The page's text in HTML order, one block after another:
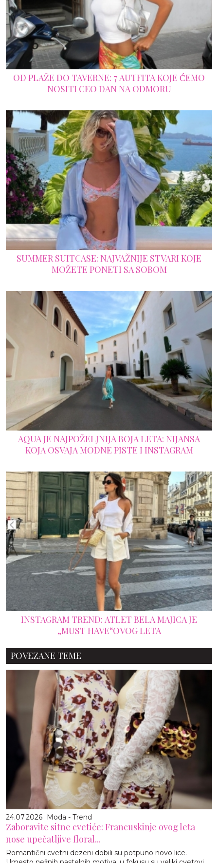
OD PLAŽE DO TAVERNE: 7 AUTFITA KOJE ĆEMO
NOSITI CEO DAN NA ODMORU
SUMMER SUITCASE: NAJVAŽNIJE STVARI KOJE
MOŽETE PONETI SA SOBOM
AQUA JE NAJPOŽELJNIJA BOJA LETA: NIJANSA
KOJA OSVAJA MODNE PISTE I INSTAGRAM
INSTAGRAM TREND: ATLET BELA MAJICA JE
„MUST HAVE“OVOG LETA
POVEZANE TEME
24.07.2026 Moda - Trend
Zaboravite sitne cvetiće: Francuskinje ovog leta
nose upečatljive floral...
Romantični cvetni dezeni dobili su potpuno novo lice.